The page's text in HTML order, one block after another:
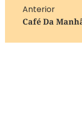
Anterior